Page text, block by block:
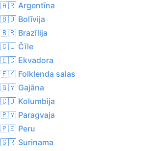
🇦🇷 Argentīna
🇧🇴 Bolīvija
🇧🇷 Brazīlija
🇨🇱 Čīle
🇪🇨 Ekvadora
🇫🇰 Folklenda salas
🇬🇾 Gajāna
🇨🇴 Kolumbija
🇵🇾 Paragvaja
🇵🇪 Peru
🇸🇷 Surinama